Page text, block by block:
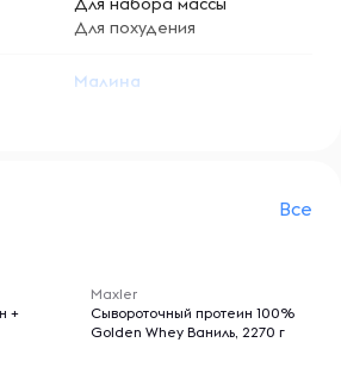
Он подходит как для
так и для любителей
чтобы сохранить свежесть
Для похудения
Малина
Все
+
Maxler
Сывороточный протеин 100%
Golden Whey Ваниль, 2270 г